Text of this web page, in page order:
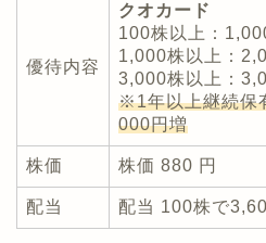
優待内容
クオカード
100株以上：
1,000株以上：
3,000株以上：
※1年以上継続保
000円増
株価 株価 880 円
配当 配当 100株で